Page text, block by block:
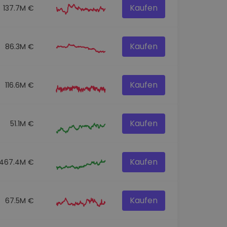
137.7M € Kaufen
86.3M € Kaufen
116.6M € Kaufen
51.1M € Kaufen
467.4M € Kaufen
67.5M € Kaufen